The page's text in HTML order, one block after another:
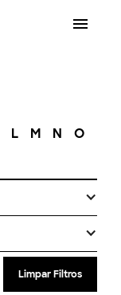
L M N O
Limpar Filtros